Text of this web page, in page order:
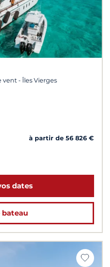
vent - Îles Vierges
à partir de 56 826 €
dates
bateau